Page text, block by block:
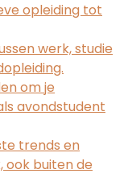
opleiding tot
werk, studie
om je
avondstudent
trends en
ook buiten de